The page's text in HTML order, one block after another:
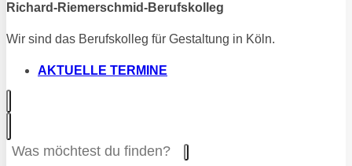
Richard-Riemerschmid-Berufskolleg
Wir sind das Berufskolleg für Gestaltung in Köln.
AKTUELLE TERMINE